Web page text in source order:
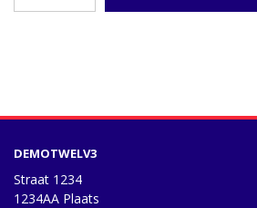
DEMOTWELV3
Straat 1234
1234AA Plaats